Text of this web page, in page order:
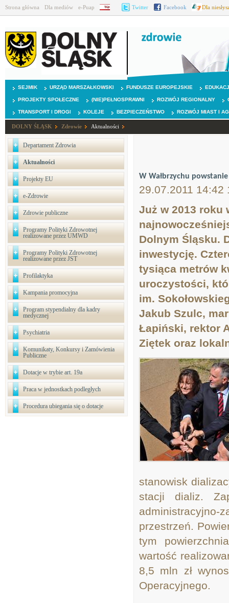
Strona główna Dla mediów e-Puap BIP Twitter Facebook Dla
SEJMIK URZĄD MARSZAŁKOWSKI FUNDUSZE EUROPEJSKIE
PROJEKTY SPOŁECZNE (NIE)PEŁNOSPRAWNI ROZWÓJ REGIONALNY
TRANSPORT I DROGI KOLEJE BEZPIECZEŃSTWO ROZWÓJ MIAST I
DOLNY ŚLĄSK Zdrowie Aktualności
Departament Zdrowia
Aktualności
Projekty EU
e-Zdrowie
Zdrowie publiczne
Programy Polityki Zdrowotnej
realizowane przez UMWD
Programy Polityki Zdrowotnej
realizowane przez JST
Profilaktyka
Kampania promocyjna
Program stypendialny dla kadry
medycznej
Psychiatria
Komunikaty, Konkursy i Zamówienia
Publiczne
Dotacje w trybie art. 19a
Praca w jednostkach podległych
Procedura ubiegania się o dotacje
W Wałbrzychu
29.07.2011 14:42
Już w 2013 roku
Dolnym Śląsku.
inwestycję.
tysiąca metrów
uroczystości,
im.
Jakub Szulc,
Łapiński, rektor
Ziętek oraz
stanowisk
stacji dializ.
administracyjno-
przestrzeń.
tym
wartość
8,5 mln zł
Operacyjnego.